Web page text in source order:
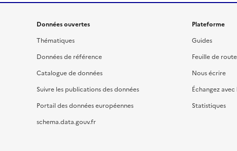
Données ouvertes
Thématiques
Données de référence
Catalogue de données
Suivre les publications des données
Portail des données européennes
schema.data.gouv.fr
Plateforme
Guides
Feuille de
Nous écrire
Échangez
Statistiques